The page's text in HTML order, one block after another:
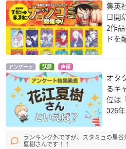
集英
日開
2作
ドを
アンケート 話題 声優
オタ
るキ
位は
026年
ランキング外ですが、スタミュの星
夏樹さんです！！